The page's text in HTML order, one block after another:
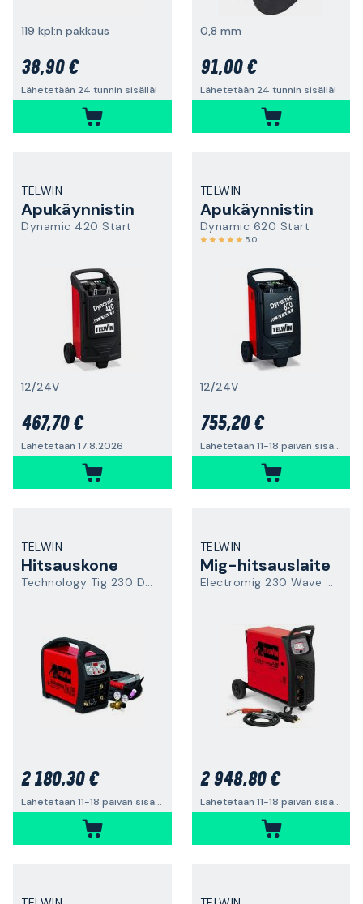
119 kpl:n pakkaus
38,90 €
Lähetetään 24 tunnin sisällä!
0,8 mm
91,00 €
Lähetetään 24 tunnin sisällä!
TELWIN
Apukäynnistin
Dynamic 420 Start
12/24V
467,70 €
Lähetetään 17.8.2026
TELWIN
Apukäynnistin
Dynamic 620 Start
5,0
12/24V
755,20 €
Lähetetään 11-18 päivän sisällä
TELWIN
Hitsauskone
Technology Tig 230 DC/HF/LIFT
2 180,30 €
Lähetetään 11-18 päivän sisällä
TELWIN
Mig-hitsauslaite
Electromig 230 Wave Synergic
2 948,80 €
Lähetetään 11-18 päivän sisällä